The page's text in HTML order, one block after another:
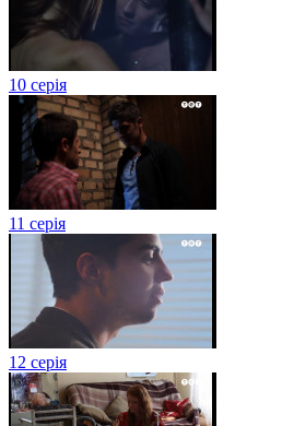
10 серія
11 серія
12 серія